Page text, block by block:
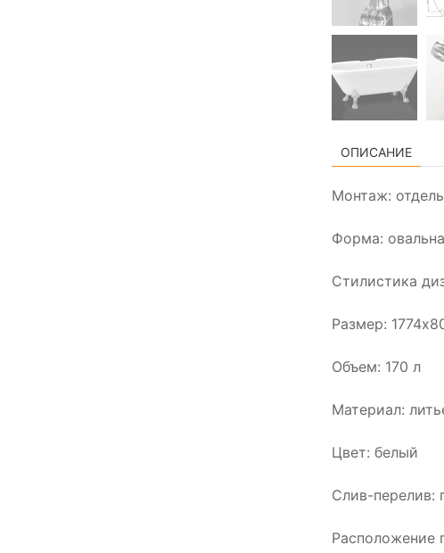
ОПИСАНИЕ
Монтаж:
Форма:
Стилистика
Размер:
Объем: 170 л
Материал:
Цвет: белый
Слив-перелив:
Расположение